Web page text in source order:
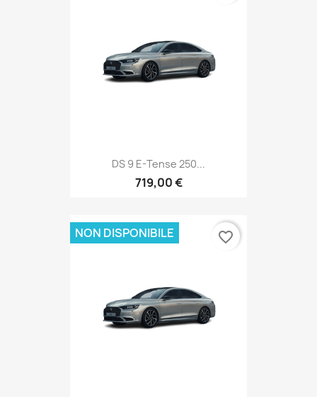
DS 9 E-Tense 250...
719,00 €
NON DISPONIBILE favorite_border